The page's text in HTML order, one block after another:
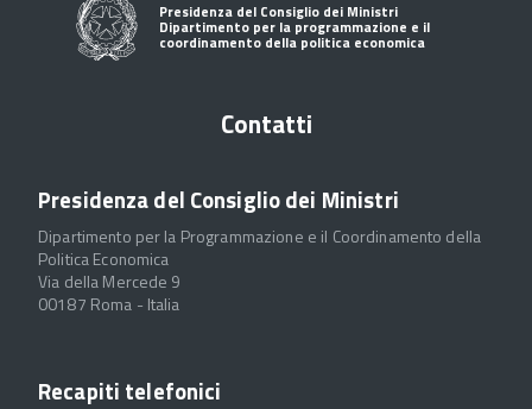
Presidenza del Consiglio dei Ministri
Dipartimento per la programmazione e il
coordinamento della politica economica
Contatti
Presidenza del Consiglio dei Ministri
Dipartimento per la Programmazione e il Coordinamento della
Politica Economica
Via della Mercede 9
00187 Roma - Italia
Recapiti telefonici